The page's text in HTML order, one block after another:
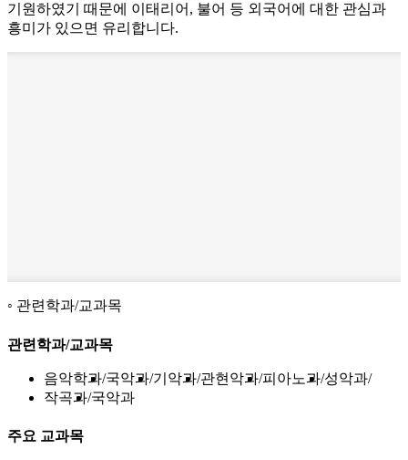
기원하였기 때문에 이태리어, 불어 등 외국어에 대한 관심과
흥미가 있으면 유리합니다.
관련학과/교과목
관련학과/교과목
음악학과 국악과 기악과 관현악과 피아노과 성악과
작곡과 국악과
주요 교과목